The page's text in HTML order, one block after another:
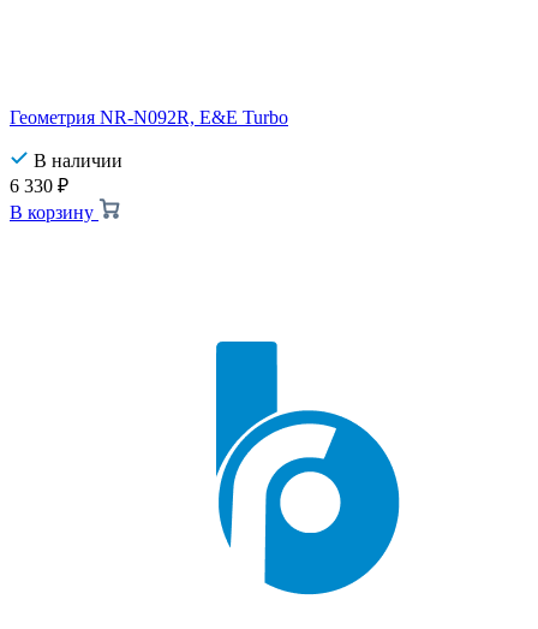
Геометрия NR-N092R, E&E Turbo
В наличии
6 330 ₽
В корзину